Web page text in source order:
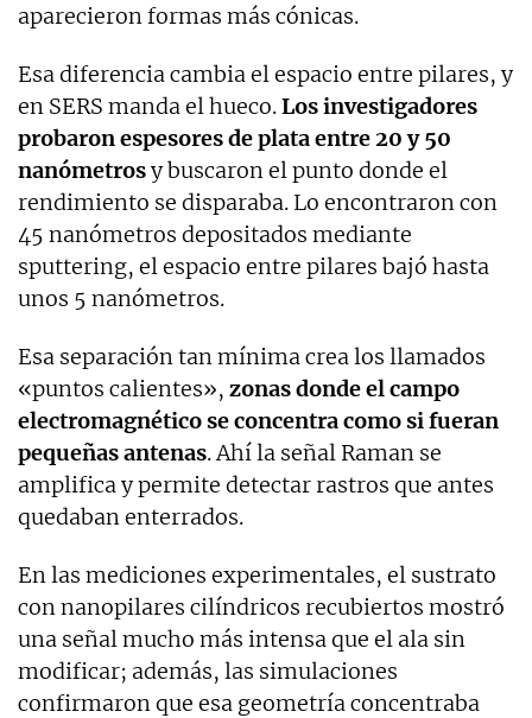
aparecieron formas más cónicas.
Esa diferencia cambia el espacio entre pilares, y
en SERS manda el hueco.Los investigadores
probaron espesores de plata entre 20 y 50
nanómetrosy buscaron el punto donde el
rendimiento se disparaba. Lo encontraron con
45 nanómetros depositados mediante
sputtering, el espacio entre pilares bajó hasta
unos 5 nanómetros.
Esa separación tan mínima crea los llamados
«puntos calientes», zonas donde el campo
electromagnético se concentra como si fueran
pequeñas antenas. Ahí la señal Raman se
amplifica y permite detectar rastros que antes
quedaban enterrados.
En las mediciones experimentales, el sustrato
con nanopilares cilíndricos recubiertos mostró
una señal mucho más intensa que el ala sin
modificar; además, las simulaciones
confirmaron que esa geometría concentraba